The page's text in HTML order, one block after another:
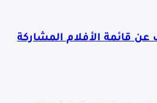
قائمة الأفلام المشاركة